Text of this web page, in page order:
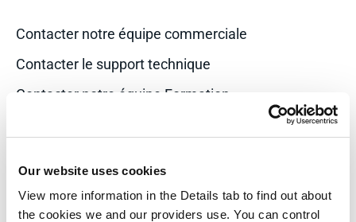
Our website uses cookies
View more information in the Details tab to find out about
the cookies we and our providers use. You can control
Contacter notre équipe commerciale
Contacter le support technique
Contacter notre équipe Formation
Solutions d’entreprise pour les directeurs IT